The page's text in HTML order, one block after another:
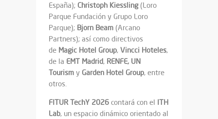
España); Christoph Kiessling(Loro
Parque Fundación y Grupo Loro
Parque); Bjorn Beam (Arcano
Partners); así como directivos
de Magic Hotel Group, Vincci Hoteles,
de la EMT Madrid, RENFE, UN
Tourism y Garden Hotel Group, entre
otros.
FITUR TechY 2026 contará con el ITH
Lab, un espacio dinámico orientado al